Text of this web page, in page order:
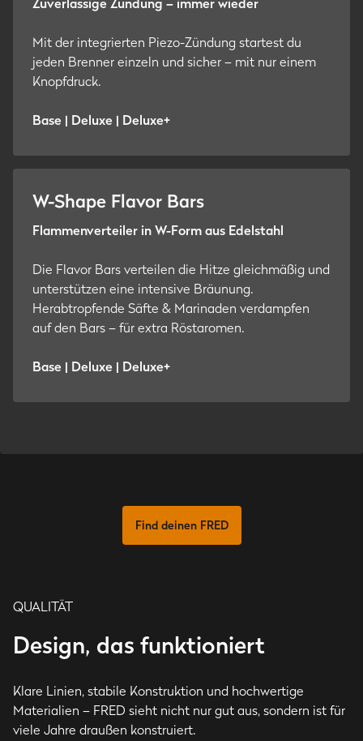
Mit der integrierten Piezo-Zündung startest du
jeden Brenner einzeln und sicher – mit nur einem
Knopfdruck.
Base | Deluxe | Deluxe+
W-Shape Flavor Bars
Flammenverteiler in W-Form aus Edelstahl
Die Flavor Bars verteilen die Hitze gleichmäßig und
unterstützen eine intensive Bräunung.
Herabtropfende Säfte & Marinaden verdampfen
auf den Bars – für extra Röstaromen.
Base | Deluxe | Deluxe+
Find deinen FRED
QUALITÄT
Design, das funktioniert
Klare Linien, stabile Konstruktion und hochwertige
Materialien – FRED sieht nicht nur gut aus, sondern ist für
viele Jahre draußen konstruiert.